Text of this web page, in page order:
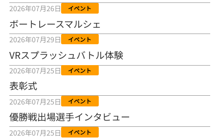
【ボートレース】12R優勝戦のスタート特訓実施 初Ｖ目指す宮崎心
之介の仕上がり上々／常滑 - 日刊スポーツ
2026年08月04日
【とこなめボート ルーキーシリーズ第15戦】荒木颯斗 当地フレッシ
ュルーキーが初Vで恩返しを
2026年08月03日
【とこなめボート】ういちの「好配招き猫」ルーキーシリーズ第15
戦～自分の収支状況も想定してこそ〝本物の予想〟！／ボートレー
ス
2026年08月03日
2026年07月26日 イベント
ボートレースマルシェ
2026年07月29日 イベント
VRスプラッシュバトル体験
2026年07月25日 イベント
表彰式
2026年07月25日 イベント
優勝戦出場選手インタビュー
2026年07月25日 イベント